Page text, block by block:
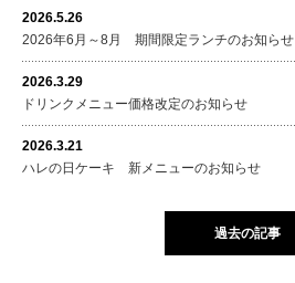
2026.5.26
2026年6月～8月 期間限定ランチのお知らせ
2026.3.29
ドリンクメニュー価格改定のお知らせ
2026.3.21
ハレの日ケーキ 新メニューのお知らせ
過去の記事